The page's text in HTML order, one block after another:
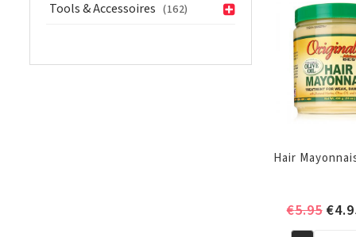
Tools & Accessoires (162)
Mask
8oz/227gr
aantal
Hair
€5.95 €